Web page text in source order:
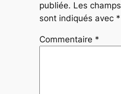
publiée. Les
sont indiqués avec *
Commentaire *